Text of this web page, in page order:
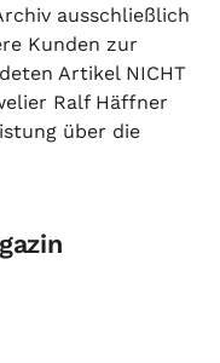
ausschließlich
Kunden zur
Artikel NICHT
Ralf Häffner
über die